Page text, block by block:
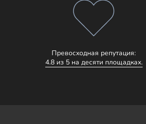
Превосходная репутация:
4.8 из 5 на десяти площадках.